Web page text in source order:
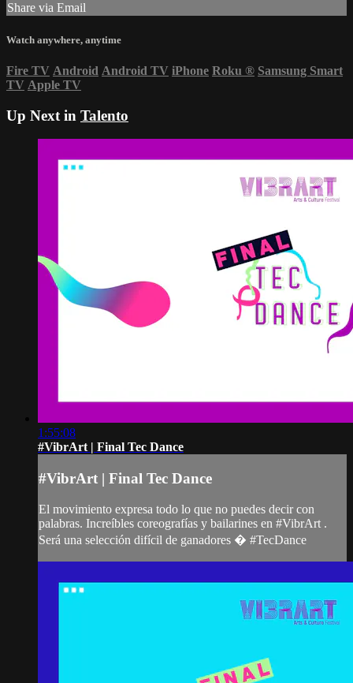
Share via Email
Watch anywhere, anytime
Fire TV Android Android TV iPhone Roku ® Samsung Smart
TV Apple TV
Up Next in Talento
1:55:08
#VibrArt | Final Tec Dance
#VibrArt | Final Tec Dance
El movimiento expresa todo lo que no puedes decir con
palabras. Increíbles coreografías y bailarines en #VibrArt .
Será una selección difícil de ganadores � #TecDance